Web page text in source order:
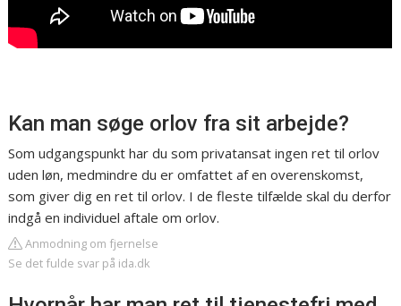
Kan man søge orlov fra sit arbejde?
Som udgangspunkt har du som privatansat ingen ret til orlov
uden løn, medmindre du er omfattet af en overenskomst,
som giver dig en ret til orlov. I de fleste tilfælde skal du derfor
indgå en individuel aftale om orlov.
Anmodning om fjernelse
Se det fulde svar på ida.dk